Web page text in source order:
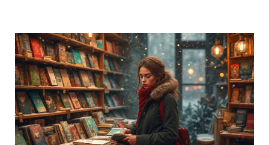
рекомендациях и личном опыте.